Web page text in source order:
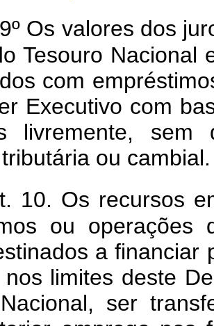
Os valores dos
Tesouro Nacional
com
Executivo com
livremente, sem
ou cambial.
10. Os recursos
ou operações
a financiar
limites deste
ser